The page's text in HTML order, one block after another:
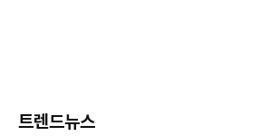
트렌드뉴스